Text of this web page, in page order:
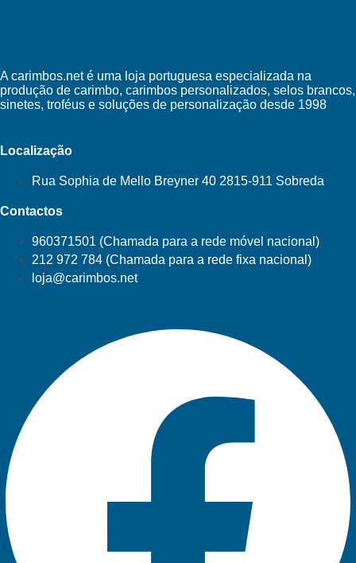
A carimbos.net é uma loja portuguesa especializada na
produção de carimbo, carimbos personalizados, selos brancos,
sinetes, troféus e soluções de personalização desde 1998
Localização
Rua Sophia de Mello Breyner 40 2815-911 Sobreda
Contactos
960371501 (Chamada para a rede móvel nacional)
212 972 784 (Chamada para a rede fixa nacional)
loja@carimbos.net